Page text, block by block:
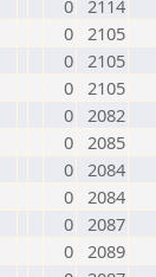
0 2114
0 2105
0 2105
0 2105
0 2082
0 2085
0 2084
0 2084
0 2087
0 2089